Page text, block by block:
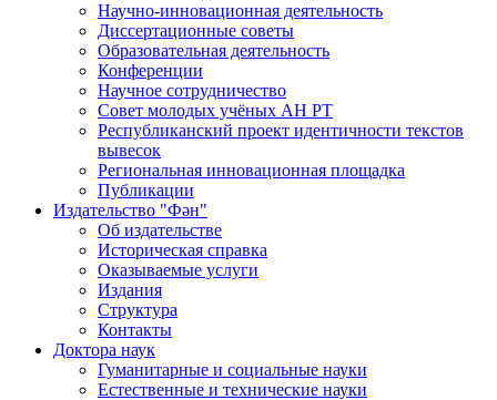
Научно-инновационная деятельность
Диссертационные советы
Образовательная деятельность
Конференции
Научное сотрудничество
Совет молодых учёных АН РТ
Республиканский проект идентичности текстов
вывесок
Региональная инновационная площадка
Публикации
Издательство "Фән"
Об издательстве
Историческая справка
Оказываемые услуги
Издания
Структура
Контакты
Доктора наук
Гуманитарные и социальные науки
Естественные и технические науки